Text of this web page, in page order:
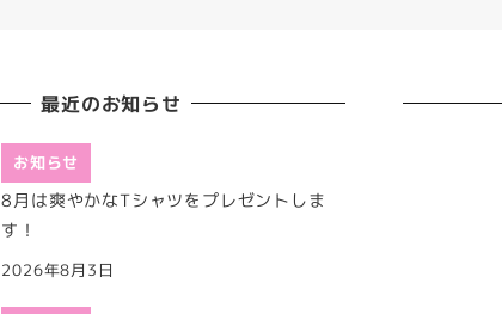
最近のお知らせ
お知らせ
8月は爽やかなTシャツをプレゼントしま
す！
2026年8月3日